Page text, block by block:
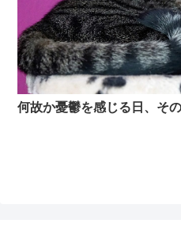
何故か憂鬱を感じる日、そ